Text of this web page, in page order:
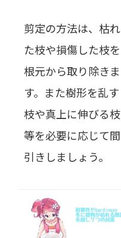
剪定の方法は、枯れ
た枝や損傷した枝を
根元から取り除きま
す。また樹形を乱す
枝や真上に伸びる枝
等を必要に応じて間
引きしましょう。